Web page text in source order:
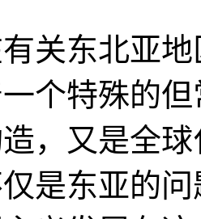
关东北亚
个特殊的
，又是全
是东亚的